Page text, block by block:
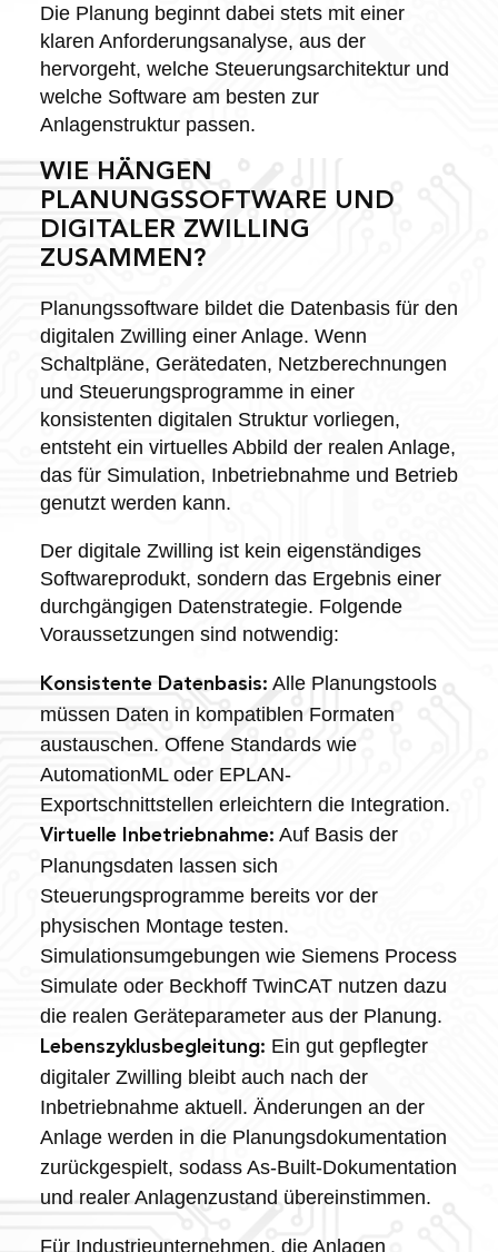
Die Planung beginnt dabei stets mit einer
klaren Anforderungsanalyse, aus der
hervorgeht, welche Steuerungsarchitektur und
welche Software am besten zur
Anlagenstruktur passen.
WIE HÄNGEN
PLANUNGSSOFTWARE UND
DIGITALER ZWILLING
ZUSAMMEN?
Planungssoftware bildet die Datenbasis für den
digitalen Zwilling einer Anlage. Wenn
Schaltpläne, Gerätedaten, Netzberechnungen
und Steuerungsprogramme in einer
konsistenten digitalen Struktur vorliegen,
entsteht ein virtuelles Abbild der realen Anlage,
das für Simulation, Inbetriebnahme und Betrieb
genutzt werden kann.
Der digitale Zwilling ist kein eigenständiges
Softwareprodukt, sondern das Ergebnis einer
durchgängigen Datenstrategie. Folgende
Voraussetzungen sind notwendig:
Konsistente Datenbasis: Alle Planungstools
müssen Daten in kompatiblen Formaten
austauschen. Offene Standards wie
AutomationML oder EPLAN-
Exportschnittstellen erleichtern die Integration.
Virtuelle Inbetriebnahme: Auf Basis der
Planungsdaten lassen sich
Steuerungsprogramme bereits vor der
physischen Montage testen.
Simulationsumgebungen wie Siemens Process
Simulate oder Beckhoff TwinCAT nutzen dazu
die realen Geräteparameter aus der Planung.
Lebenszyklusbegleitung: Ein gut gepflegter
digitaler Zwilling bleibt auch nach der
Inbetriebnahme aktuell. Änderungen an der
Anlage werden in die Planungsdokumentation
zurückgespielt, sodass As-Built-Dokumentation
und realer Anlagenzustand übereinstimmen.
Für Industrieunternehmen, die Anlagen